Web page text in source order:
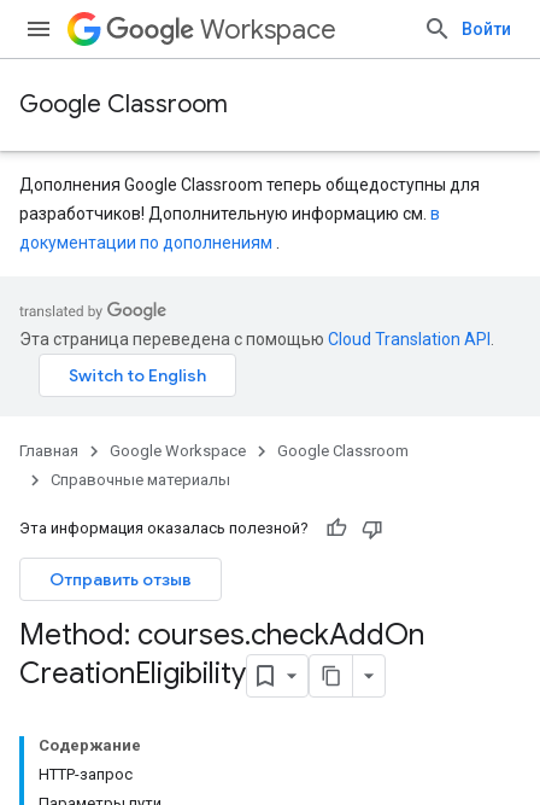
Workspace Войти
Google Classroom
Дополнения Google Classroom теперь общедоступны для
разработчиков! Дополнительную информацию см. в
документации по дополнениям
Эта страница переведена с помощью Cloud Translation API
Главная Google Workspace
Google Classroom
Справочные материалы
Эта информация оказалась полезной?
Отправить отзыв
Method: courses.checkAddOn
CreationEligibility
Содержание
HTTP-запрос